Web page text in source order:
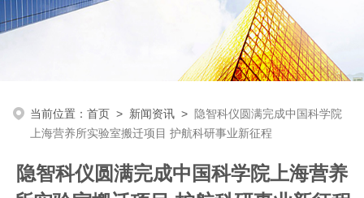
当前位置：首页 > 新闻资讯 > 隐智科仪圆满完成中国科学院
上海营养所实验室搬迁项目 护航科研事业新征程
隐智科仪圆满完成中国科学院上海营养